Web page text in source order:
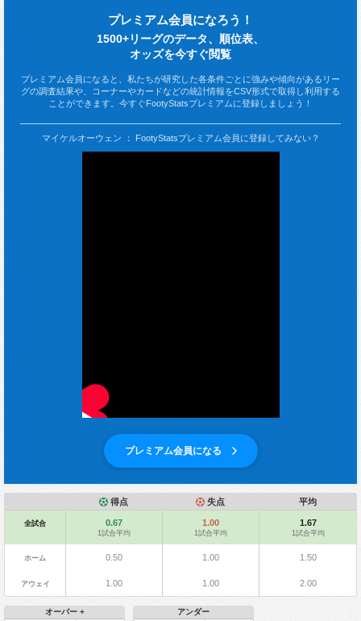
プレミアム会員になろう！
1500+リーグのデータ、順位表、
オッズを今すぐ閲覧
プレミアム会員になると、私たちが研究した各条件ごとに強みや傾向があるリー
グの調査結果や、コーナーやカードなどの統計情報をCSV形式で取得し利用する
ことができます。今すぐFootyStatsプレミアムに登録しましょう！
プレミアム会員になる
マイケルオーウェン ： FootyStatsプレミアム会員に登録してみない？
得点 失点 平均
全試合 0.67
1試合平均
1.00
1試合平均
1.67
1試合平均
ホーム 0.50 1.00 1.50
アウェイ 1.00 1.00 2.00
オーバー +
アンダー